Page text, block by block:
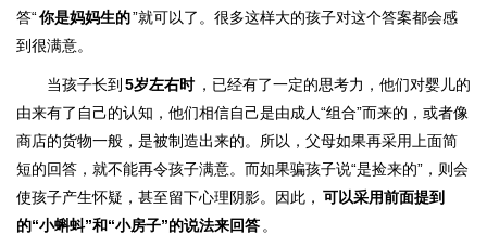
答“你是妈妈生的”就可以了。很多这样大的孩子对这个答案都会感
到很满意。
当孩子长到 5岁左右时 ，已经有了一定的思考力，他们对婴儿的
由来有了自己的认知，他们相信自己是由成人“组合”而来的，或者像
商店的货物一般，是被制造出来的。所以，父母如果再采用上面简
短的回答，就不能再令孩子满意。而如果骗孩子说“是捡来的”，则会
使孩子产生怀疑，甚至留下心理阴影。因此， 可以采用前面提到
的“小蝌蚪”和“小房子”的说法来回答 。